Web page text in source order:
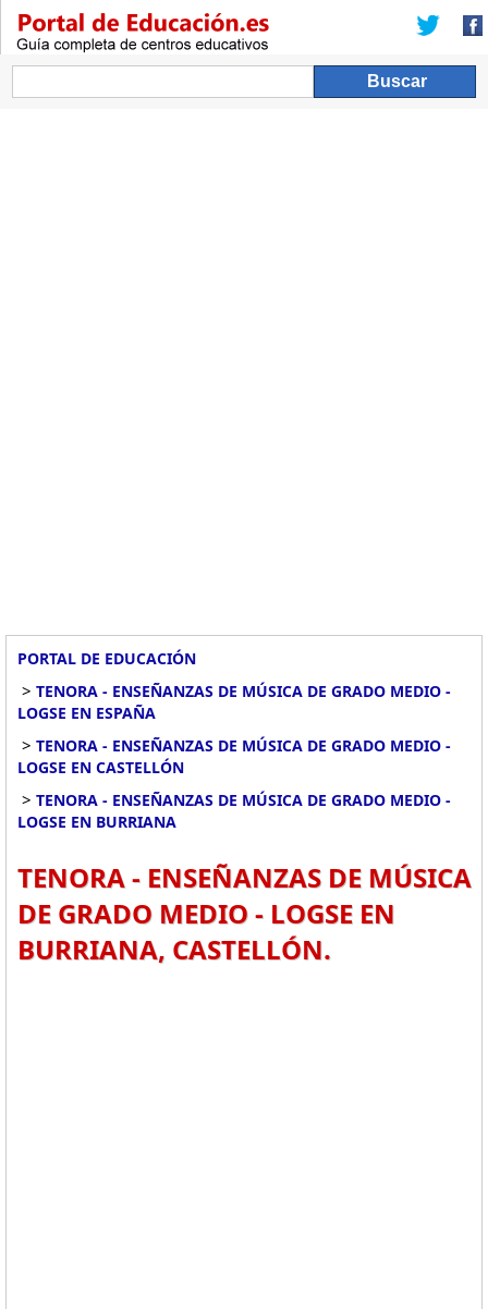
PORTAL DE EDUCACIÓN
> TENORA - ENSEÑANZAS DE MÚSICA DE GRADO MEDIO -
LOGSE EN ESPAÑA
> TENORA - ENSEÑANZAS DE MÚSICA DE GRADO MEDIO -
LOGSE EN CASTELLÓN
> TENORA - ENSEÑANZAS DE MÚSICA DE GRADO MEDIO -
LOGSE EN BURRIANA
TENORA - ENSEÑANZAS DE MÚSICA
DE GRADO MEDIO - LOGSE EN
BURRIANA, CASTELLÓN.